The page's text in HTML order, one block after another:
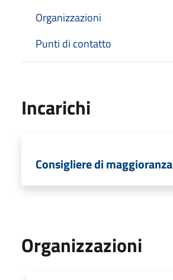
Organizzazioni
Punti di contatto
Incarichi
Consigliere di maggioranza
Organizzazioni